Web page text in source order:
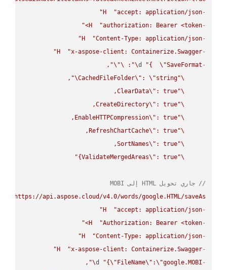
-
H
"accept: application/json"
-
H
"authorization: Bearer <token>"
-
H
"Content-Type: application/json"
-
H
"x-aspose-client: Containerize.Swagger"
-
d "{ \"SaveFormat
\"
:
\"
\"
\"
CachedFileFolder\" : \"string
\"
\"
ClearData\"
\"
CreateDirectory\"
\"
EnableHTTPCompression\"
\"
RefreshChartCache\"
\"
SortNames\"
\"
ValidateMergedAreas\" : true}"
// جاري تحويل HTML إلى MOBI
"https://api.aspose.cloud/v4.0/words/google.HTML/saveAs"
-
H
"accept: application/json"
-
H
"Authorization: Bearer <token>"
-
H
"Content-Type: application/json"
-
H
"x-aspose-client: Containerize.Swagger"
-
d "{\" FileName\" :\"google.MOBI
\"